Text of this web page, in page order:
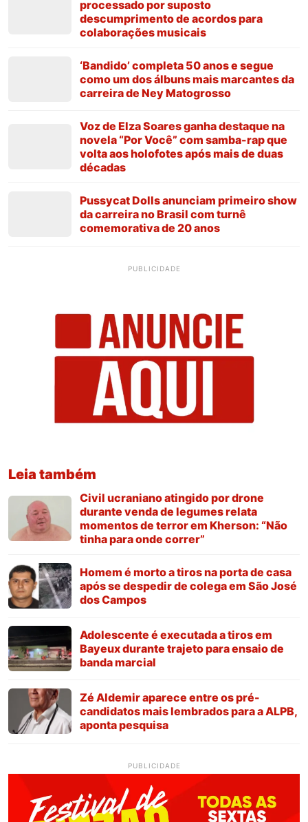
processado por suposto
descumprimento de acordos para
colaborações musicais
‘Bandido’ completa 50 anos e segue
como um dos álbuns mais marcantes da
carreira de Ney Matogrosso
Voz de Elza Soares ganha destaque na
novela “Por Você” com samba-rap que
volta aos holofotes após mais de duas
décadas
Pussycat Dolls anunciam primeiro show
da carreira no Brasil com turnê
comemorativa de 20 anos
PUBLICIDADE
Leia também
Civil ucraniano atingido por drone
durante venda de legumes relata
momentos de terror em Kherson: “Não
tinha para onde correr”
Homem é morto a tiros na porta de casa
após se despedir de colega em São José
dos Campos
Adolescente é executada a tiros em
Bayeux durante trajeto para ensaio de
banda marcial
Zé Aldemir aparece entre os pré-
candidatos mais lembrados para a ALPB,
aponta pesquisa
PUBLICIDADE